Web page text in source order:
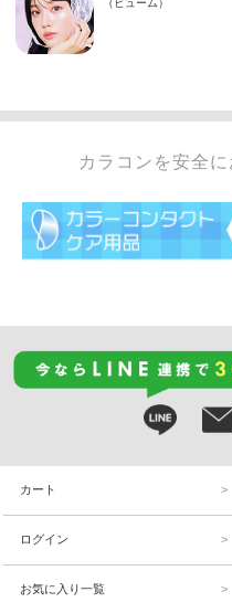
カラコンを安全
カート
ログイン
お気に入り一覧